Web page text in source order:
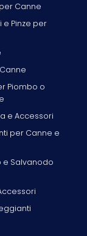
Canne
e Pinze per
Piombo o
e Accessori
per Canne e
e Salvanodo